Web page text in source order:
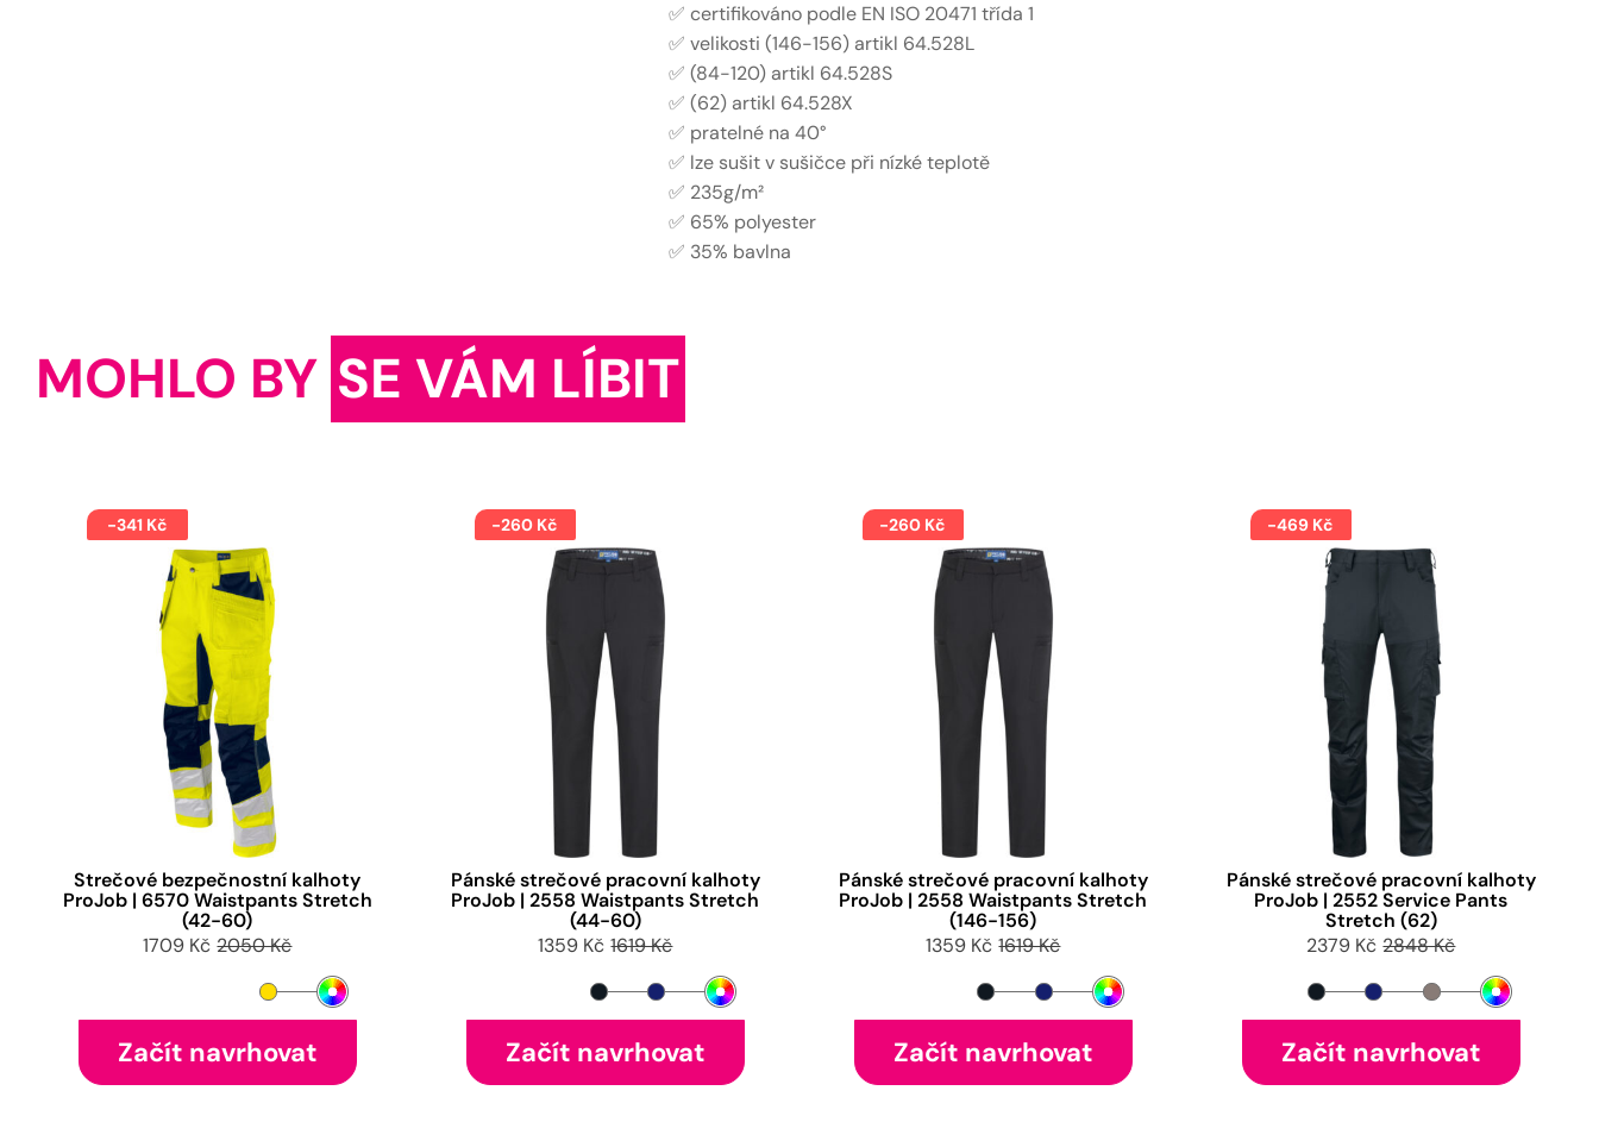
✅ certifikováno podle EN ISO 20471 třída 1
✅ velikosti (146-156) artikl 64.528L
✅ (84-120) artikl 64.528S
✅ (62) artikl 64.528X
✅ pratelné na 40°
✅ lze sušit v sušičce při nízké teplotě
✅ 235g/m²
✅ 65% polyester
✅ 35% bavlna
MOHLO BY SE VÁM LÍBIT
-341 Kč
Strečové bezpečnostní kalhoty
ProJob | 6570 Waistpants Stretch
(42-60)
1709 Kč 2050 Kč
Začít navrhovat
-260 Kč
Pánské strečové pracovní kalhoty
ProJob | 2558 Waistpants Stretch
(44-60)
1359 Kč 1619 Kč
Začít navrhovat
-260 Kč
Pánské strečové pracovní kalhoty
ProJob | 2558 Waistpants Stretch
(146-156)
1359 Kč 1619 Kč
Začít navrhovat
-469 Kč
Pánské strečové pracovní kalhoty
ProJob | 2552 Service Pants
Stretch (62)
2379 Kč 2848 Kč
Začít navrhovat